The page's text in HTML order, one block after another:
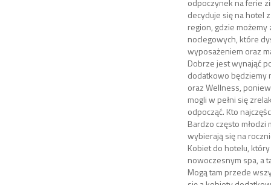
odpoczynek na ferie
decyduje się na hotel
region, gdzie
noclegowych, które
wyposażeniem oraz
Dobrze jest wynająć
dodatkowo będziemy
oraz Wellness,
mogli w pełni się
odpocząć. Kto
Bardzo często młodzi
wybierają się na
Kobiet do hotelu,
nowoczesnym spa, a
Mogą tam przede